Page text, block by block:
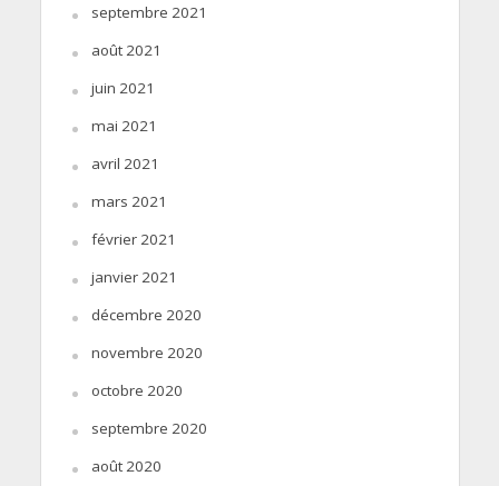
septembre 2021
août 2021
juin 2021
mai 2021
avril 2021
mars 2021
février 2021
janvier 2021
décembre 2020
novembre 2020
octobre 2020
septembre 2020
août 2020